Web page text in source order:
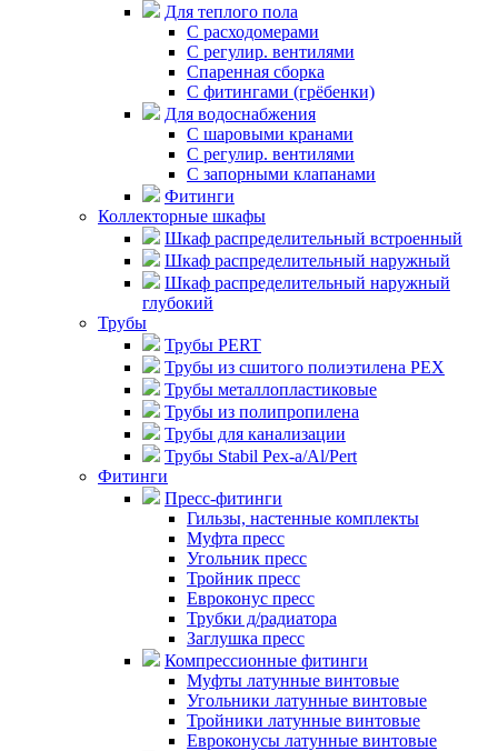
Для теплого пола
C расходомерами
С регулир. вентилями
Спаренная сборка
С фитингами (грёбенки)
Для водоснабжения
С шаровыми кранами
С регулир. вентилями
С запорными клапанами
Фитинги
Коллекторные шкафы
Шкаф распределительный встроенный
Шкаф распределительный наружный
Шкаф распределительный наружный
глубокий
Трубы
Трубы PERT
Трубы из сшитого полиэтилена PEX
Трубы металлопластиковые
Трубы из полипропилена
Трубы для канализации
Трубы Stabil Pex-a/Al/Pert
Фитинги
Пресс-фитинги
Гильзы, настенные комплекты
Муфта пресс
Угольник пресс
Тройник пресс
Евроконус пресс
Трубки д/радиатора
Заглушка пресс
Компрессионные фитинги
Муфты латунные винтовые
Угольники латунные винтовые
Тройники латунные винтовые
Евроконусы латунные винтовые